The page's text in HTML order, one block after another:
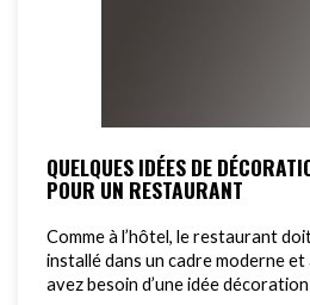
QUELQUES IDÉES DE
POUR UN RESTAURANT
Comme à l’hôtel, le restaurant
installé dans un cadre moderne et
avez besoin d’une idée